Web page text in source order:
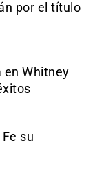
por el título
en Whitney
su